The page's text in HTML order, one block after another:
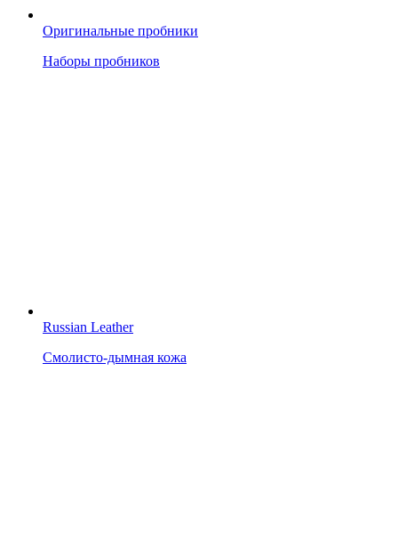
Оригинальные пробники
Наборы пробников
Russian Leather
Смолисто-дымная кожа